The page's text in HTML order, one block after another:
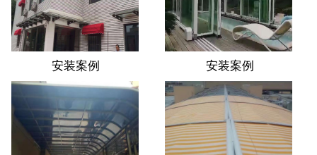
安装案例 安装案例